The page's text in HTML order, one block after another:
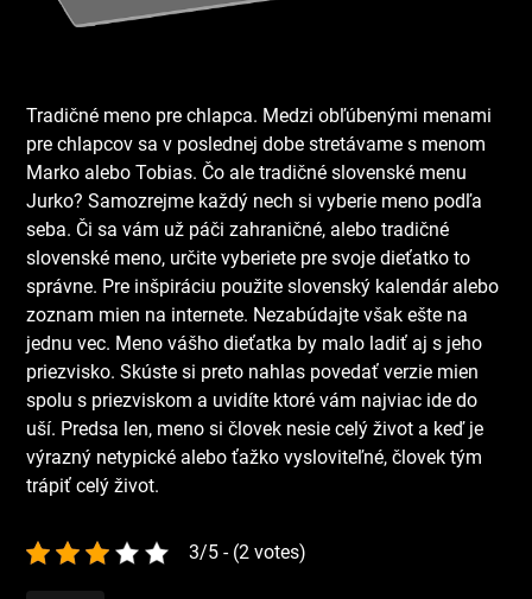
Tradičné meno pre chlapca. Medzi obľúbenými menami
pre chlapcov sa v poslednej dobe stretávame s menom
Marko alebo Tobias. Čo ale tradičné slovenské menu
Jurko? Samozrejme každý nech si vyberie meno podľa
seba. Či sa vám už páči zahraničné, alebo tradičné
slovenské meno, určite vyberiete pre svoje dieťatko to
správne. Pre inšpiráciu použite slovenský kalendár alebo
zoznam mien na internete. Nezabúdajte však ešte na
jednu vec. Meno vášho dieťatka by malo ladiť aj s jeho
priezvisko. Skúste si preto nahlas povedať verzie mien
spolu s priezviskom a uvidíte ktoré vám najviac ide do
uší. Predsa len, meno si človek nesie celý život a keď je
výrazný netypické alebo ťažko vysloviteľné, človek tým
trápiť celý život.
3/5 - (2 votes)